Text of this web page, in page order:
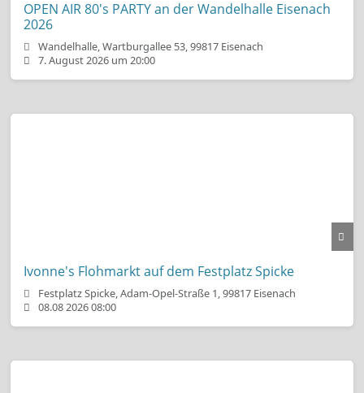
OPEN AIR 80's PARTY an der Wandelhalle Eisenach
2026
Wandelhalle, Wartburgallee 53, 99817 Eisenach
7. August 2026 um 20:00
Ivonne's Flohmarkt auf dem Festplatz Spicke
Festplatz Spicke, Adam-Opel-Straße 1, 99817 Eisenach
08.08 2026 08:00